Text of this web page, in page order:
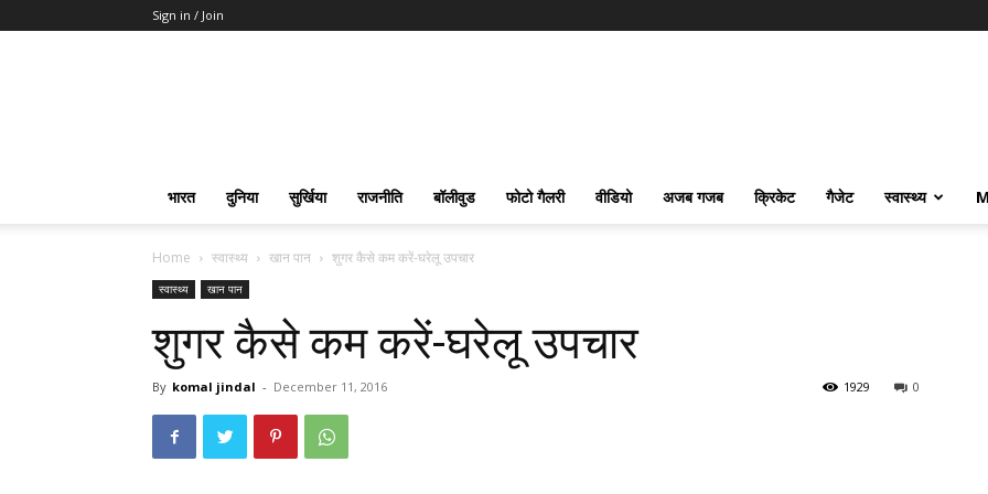
Sign in / Join
भारत दुनिया सुर्खिया राजनीति बॉलीवुड फोटो गैलरी वीडियो अजब गजब क्रिकेट गैजेट स्वास्थ्य
Home स्वास्थ्य खान पान शुगर कैसे कम करें-घरेलू उपचार
स्वास्थ्य खान पान
शुगर कैसे कम करें-घरेलू उपचार
By komal jindal - December 11, 2016 0
1929